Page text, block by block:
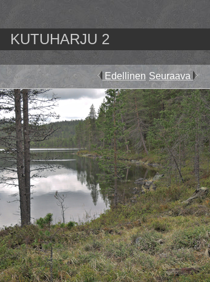
KUTUHARJU 2
Edellinen Seuraava